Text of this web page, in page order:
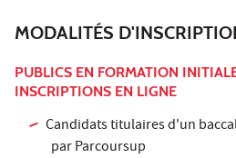
MODALITÉS
PUBLICS EN FORMATION
INSCRIPTIONS EN LIGNE
Candidats titulaires d'un
par Parcoursup